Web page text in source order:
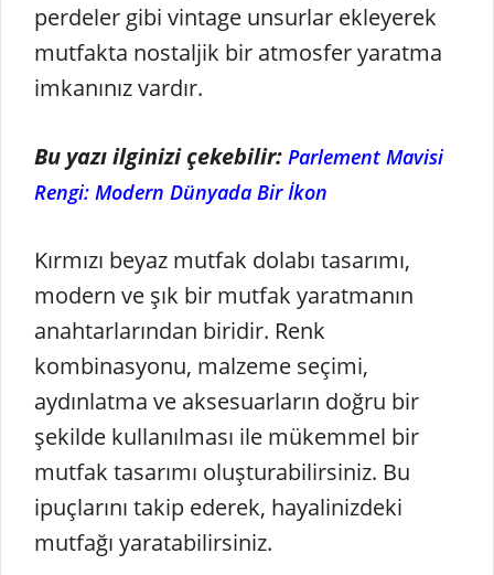
perdeler gibi vintage unsurlar ekleyerek
mutfakta nostaljik bir atmosfer yaratma
imkanınız vardır.
Bu yazı ilginizi çekebilir: Parlement Mavisi
Rengi: Modern Dünyada Bir İkon
Kırmızı beyaz mutfak dolabı tasarımı,
modern ve şık bir mutfak yaratmanın
anahtarlarından biridir. Renk
kombinasyonu, malzeme seçimi,
aydınlatma ve aksesuarların doğru bir
şekilde kullanılması ile mükemmel bir
mutfak tasarımı oluşturabilirsiniz. Bu
ipuçlarını takip ederek, hayalinizdeki
mutfağı yaratabilirsiniz.